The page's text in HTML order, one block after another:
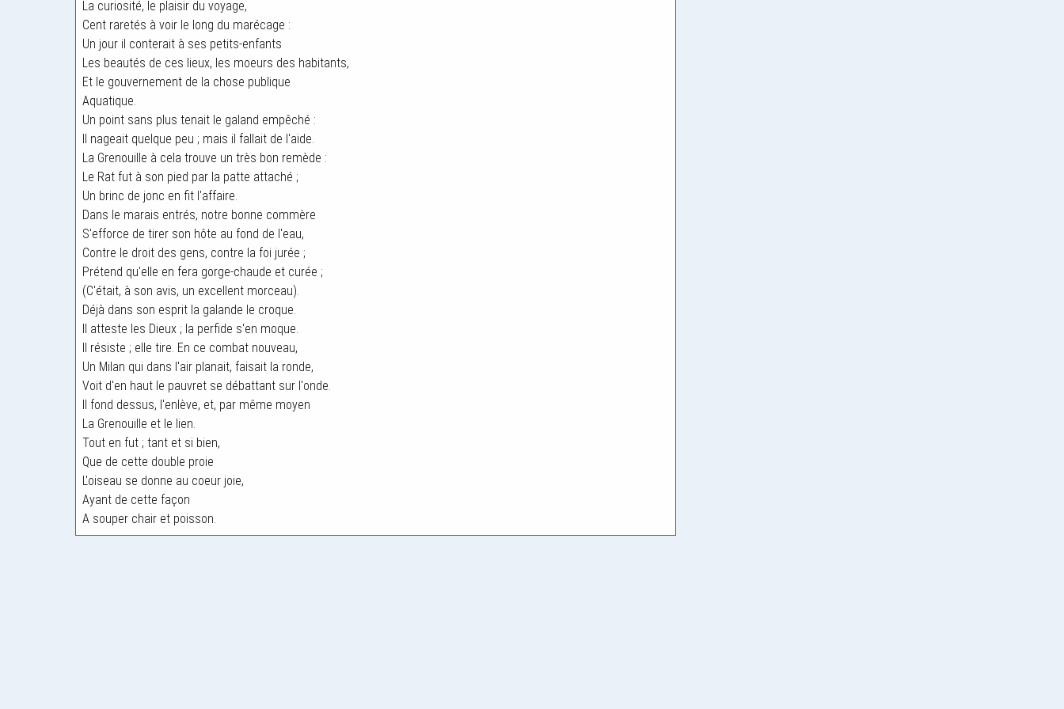
La curiosité, le plaisir du voyage,
Cent raretés à voir le long du marécage :
Un jour il conterait à ses petits-enfants
Les beautés de ces lieux, les moeurs des habitants,
Et le gouvernement de la chose publique
Aquatique.
Un point sans plus tenait le galand empêché :
Il nageait quelque peu ; mais il fallait de l'aide.
La Grenouille à cela trouve un très bon remède :
Le Rat fut à son pied par la patte attaché ;
Un brinc de jonc en fit l'affaire.
Dans le marais entrés, notre bonne commère
S'efforce de tirer son hôte au fond de l'eau,
Contre le droit des gens, contre la foi jurée ;
Prétend qu'elle en fera gorge-chaude et curée ;
(C'était, à son avis, un excellent morceau).
Déjà dans son esprit la galande le croque.
Il atteste les Dieux ; la perfide s'en moque.
Il résiste ; elle tire. En ce combat nouveau,
Un Milan qui dans l'air planait, faisait la ronde,
Voit d'en haut le pauvret se débattant sur l'onde.
Il fond dessus, l'enlève, et, par même moyen
La Grenouille et le lien.
Tout en fut ; tant et si bien,
Que de cette double proie
L'oiseau se donne au coeur joie,
Ayant de cette façon
A souper chair et poisson.